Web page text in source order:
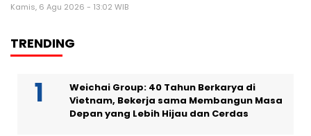
Kamis, 6 Agu 2026 - 13:02 WIB
TRENDING
Weichai Group: 40 Tahun Berkarya di
Vietnam, Bekerja sama Membangun Masa
Depan yang Lebih Hijau dan Cerdas